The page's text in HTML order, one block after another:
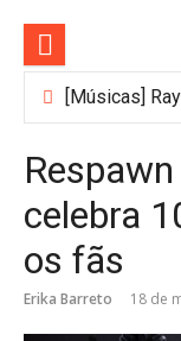
conteúdo
celebra
os fãs
Erika Barreto 18 de